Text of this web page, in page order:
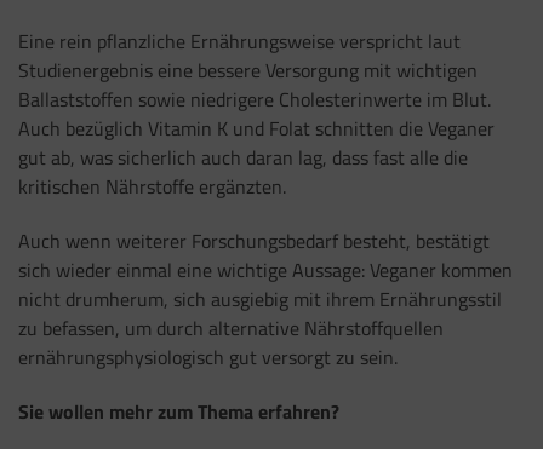
Eine rein pflanzliche Ernährungsweise verspricht laut
Studienergebnis eine bessere Versorgung mit wichtigen
Ballaststoffen sowie niedrigere Cholesterinwerte im Blut.
Auch bezüglich Vitamin K und Folat schnitten die Veganer
gut ab, was sicherlich auch daran lag, dass fast alle die
kritischen Nährstoffe ergänzten.
Auch wenn weiterer Forschungsbedarf besteht, bestätigt
sich wieder einmal eine wichtige Aussage: Veganer kommen
nicht drumherum, sich ausgiebig mit ihrem Ernährungsstil
zu befassen, um durch alternative Nährstoffquellen
ernährungsphysiologisch gut versorgt zu sein.
Sie wollen mehr zum Thema erfahren?